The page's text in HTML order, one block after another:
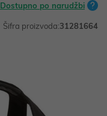
Dostupno po narudžbi
Šifra proizvoda:31281664